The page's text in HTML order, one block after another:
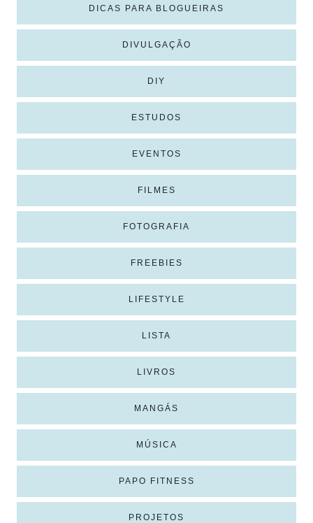
DICAS PARA BLOGUEIRAS
DIVULGAÇÃO
DIY
ESTUDOS
EVENTOS
FILMES
FOTOGRAFIA
FREEBIES
LIFESTYLE
LISTA
LIVROS
MANGÁS
MÚSICA
PAPO FITNESS
PROJETOS